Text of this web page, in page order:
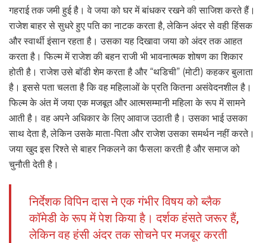
गहराई तक जमी हुई है। वे जया को घर में बांधकर रखने की साजिश करते हैं।
राजेश बाहर से सुधरे हुए पति का नाटक करता है, लेकिन अंदर से वही हिंसक
और स्वार्थी इंसान रहता है। उसका यह दिखावा जया को अंदर तक आहत
करता है। फिल्म में राजेश की बहन राजी भी भावनात्मक शोषण का शिकार
होती है। राजेश उसे बॉडी शेम करता है और “थडिची” (मोटी) कहकर बुलाता
है। इससे पता चलता है कि वह महिलाओं के प्रति कितना असंवेदनशील है।
फिल्म के अंत में जया एक मजबूत और आत्मसम्मानी महिला के रूप में सामने
आती है। वह अपने अधिकार के लिए आवाज उठाती है। उसका भाई उसका
साथ देता है, लेकिन उसके माता-पिता और राजेश उसका समर्थन नहीं करते।
जया खुद इस रिश्ते से बाहर निकलने का फैसला करती है और समाज को
चुनौती देती है।
निर्देशक विपिन दास ने एक गंभीर विषय को ब्लैक
कॉमेडी के रूप में पेश किया है। दर्शक हंसते जरूर हैं,
लेकिन वह हंसी अंदर तक सोचने पर मजबूर करती